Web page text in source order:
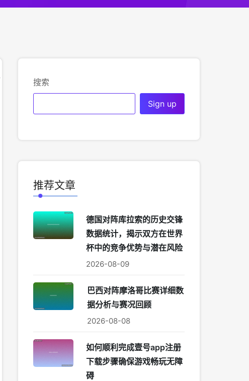
搜索
推荐文章
德国对阵库拉索的历史交锋
数据统计，揭示双方在世界
杯中的竞争优势与潜在风险
2026-08-09
巴西对阵摩洛哥比赛详细数
据分析与赛况回顾
2026-08-08
如何顺利完成壹号app注册
下载步骤确保游戏畅玩无障
碍